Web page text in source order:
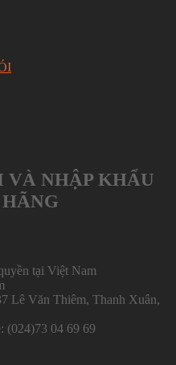
VÀ NHẬP KHẨU
tại Việt Nam
Lê Văn Thiêm, Thanh Xuân,
(024)73 04 69 69